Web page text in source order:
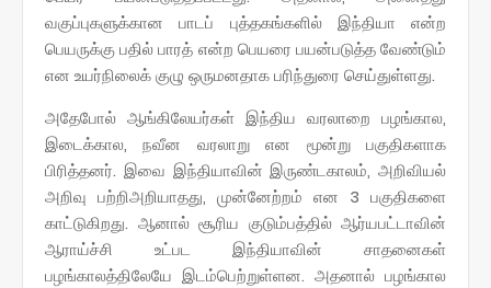
வகுப்புகளுக்கான பாடப் புத்தகங்களில் இந்தியா என்ற
பெயருக்கு பதில் பாரத் என்ற பெயரை பயன்படுத்த வேண்டும்
என உயர்நிலைக் குழு ஒருமனதாக பரிந்துரை செய்துள்ளது.
அதேபோல் ஆங்கிலேயர்கள் இந்திய வரலாறை பழங்கால,
இடைக்கால, நவீன வரலாறு என மூன்று பகுதிகளாக
பிரித்தனர். இவை இந்தியாவின் இருண்டகாலம், அறிவியல்
அறிவு பற்றிஅறியாதது, முன்னேற்றம் என 3 பகுதிகளை
காட்டுகிறது. ஆனால் சூரிய குடும்பத்தில் ஆர்யபட்டாவின்
ஆராய்ச்சி உட்பட இந்தியாவின் சாதனைகள்
பழங்காலத்திலேயே இடம்பெற்றுள்ளன. அதனால் பழங்கால